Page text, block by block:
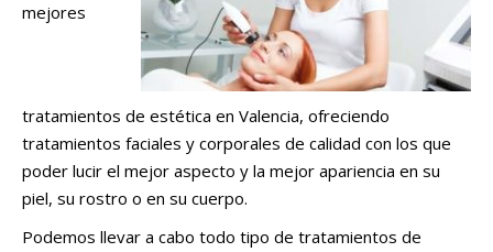
mejores
tratamientos de estética en Valencia, ofreciendo
tratamientos faciales y corporales de calidad con los que
poder lucir el mejor aspecto y la mejor apariencia en su
piel, su rostro o en su cuerpo.
Podemos llevar a cabo todo tipo de tratamientos de